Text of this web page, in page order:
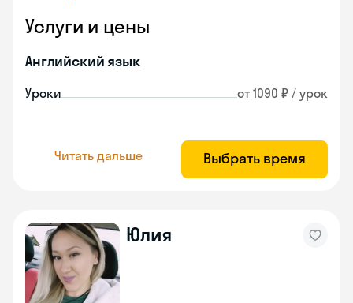
Услуги и цены
Английский язык
Уроки от 1090 ₽ / урок
Читать дальше Выбрать время
Юлия